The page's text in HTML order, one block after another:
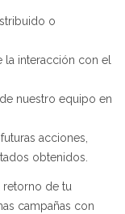
o
la interacción con el
nuestro equipo en
acciones,
obtenidos.
retorno de tu
campañas con